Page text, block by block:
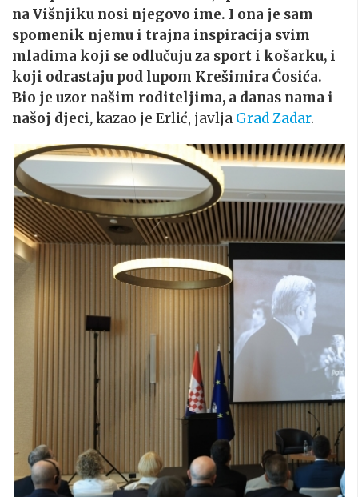
na Višnjiku nosi njegovo ime. I ona je sam
spomenik njemu i trajna inspiracija svim
mladima koji se odlučuju za sport i košarku, i
koji odrastaju pod lupom Krešimira Ćosića.
Bio je uzor našim roditeljima, a danas nama i
našoj djeci,kazao je Erlić, javlja Grad Zadar.